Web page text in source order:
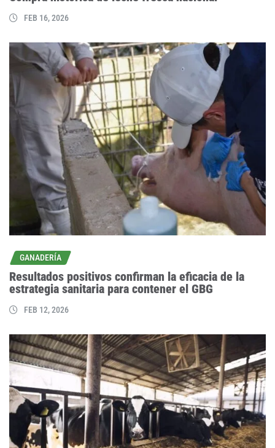
FEB 16, 2026
GANADERÍA
Resultados positivos confirman la eficacia de la
estrategia sanitaria para contener el GBG
FEB 12, 2026